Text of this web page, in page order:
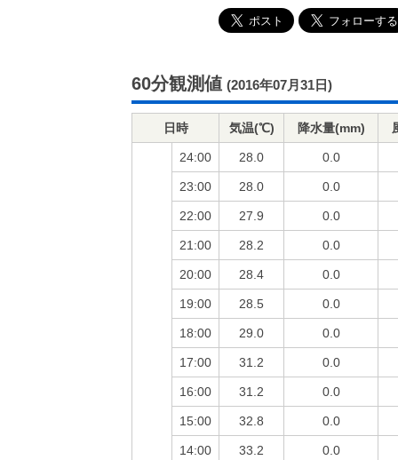
60分観測値 (2016年07月31日)
日時 気温(℃) 降水量(mm)
24:00 28.0 0.0
23:00 28.0 0.0
22:00 27.9 0.0
21:00 28.2 0.0
20:00 28.4 0.0
19:00 28.5 0.0
18:00 29.0 0.0
17:00 31.2 0.0
16:00 31.2 0.0
15:00 32.8 0.0
14:00 33.2 0.0